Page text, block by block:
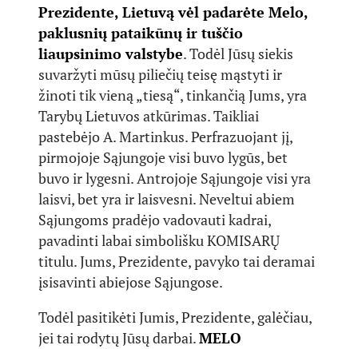
Prezidente, Lietuvą vėl padarėte Melo,
paklusnių pataikūnų ir tuščio
liaupsinimo valstybe. Todėl Jūsų siekis
suvaržyti mūsų piliečių teisę mąstyti ir
žinoti tik vieną „tiesą“, tinkančią Jums, yra
Tarybų Lietuvos atkūrimas. Taikliai
pastebėjo A. Martinkus. Perfrazuojant jį,
pirmojoje Sąjungoje visi buvo lygūs, bet
buvo ir lygesni. Antrojoje Sąjungoje visi yra
laisvi, bet yra ir laisvesni. Neveltui abiem
Sąjungoms pradėjo vadovauti kadrai,
pavadinti labai simbolišku KOMISARŲ
titulu. Jums, Prezidente, pavyko tai deramai
įsisavinti abiejose Sąjungose.
Todėl pasitikėti Jumis, Prezidente, galėčiau,
jei tai rodytų Jūsų darbai.MELO